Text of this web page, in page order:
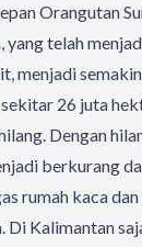
Orangutan
yang telah
menjadi
26 juta
Dengan
berkurang
rumah kaca
Di Kalimantan